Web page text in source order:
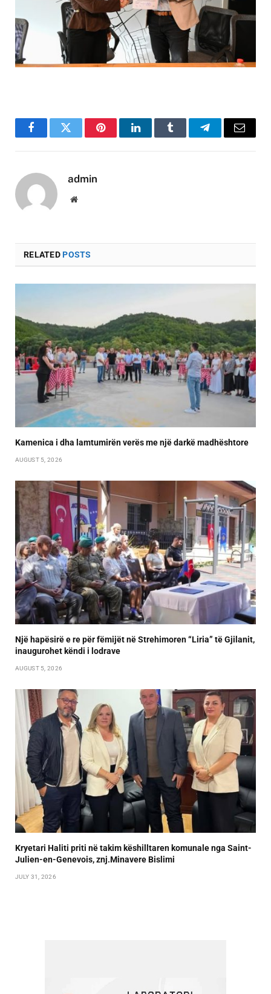
FacebookTwitter PinterestLinkedInTumblr TelegramEmail
admin
Website
RELATEDPOSTS
Kamenica i dha lamtumirën verës me një darkë madhështore
AUGUST 5, 2026
Një hapësirë e re për fëmijët në Strehimoren “Liria” të Gjilanit,
inaugurohet këndi i lodrave
AUGUST 5, 2026
Kryetari Haliti priti në takim këshilltaren komunale nga Saint-
Julien-en-Genevois, znj.Minavere Bislimi
JULY 31, 2026